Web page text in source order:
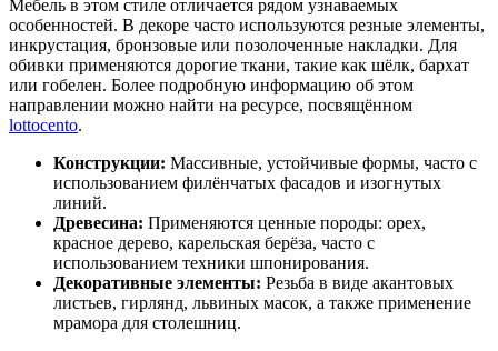
Мебель в этом стиле отличается рядом узнаваемых
особенностей. В декоре часто используются резные элементы,
инкрустация, бронзовые или позолоченные накладки. Для
обивки применяются дорогие ткани, такие как шёлк, бархат
или гобелен. Более подробную информацию об этом
направлении можно найти на ресурсе, посвящённом
lottocento.
Конструкции: Массивные, устойчивые формы, часто с
использованием филёнчатых фасадов и изогнутых
линий.
Древесина: Применяются ценные породы: орех,
красное дерево, карельская берёза, часто с
использованием техники шпонирования.
Декоративные элементы: Резьба в виде акантовых
листьев, гирлянд, львиных масок, а также применение
мрамора для столешниц.